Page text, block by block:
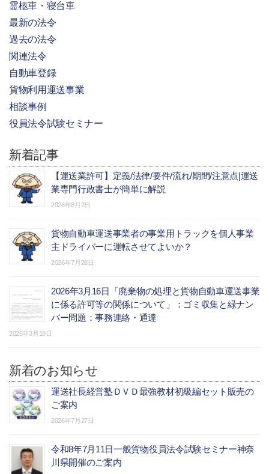
霊柩車・寝台車
最新の法令
過去の法令
関連法令
自動車登録
貨物利用運送事業
相談事例
役員法令試験セミナー
新着記事
【運送業許可】定義/法律/要件/流れ/期間/注意点|運送
業専門行政書士が簡単に解説
2026年8月2日
貨物自動車運送事業者の事業用トラックを個人事業
主ドライバーに運転させてよいか？
2026年7月28日
2026年3月16日「廃棄物の処理と貨物自動車運送事業
に係る許可等の関係について」：ゴミ収集と緑ナン
バー問題：事務連絡・通達
2026年3月18日
新着のお知らせ
運送社長経営塾ＤＶＤ最強教材初級編セット販売の
ご案内
2026年7月27日
令和8年7月11日一般貨物役員法令試験セミナー神奈
川県開催のご案内